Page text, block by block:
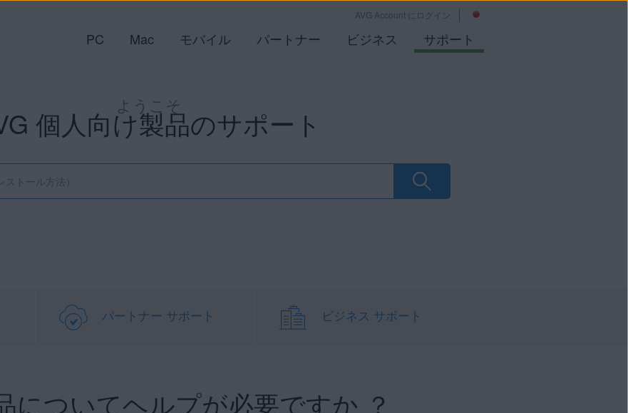
AVG Account にログイン
PC Mac モバイル パートナー ビジネス サポート
ようこそ
個人向け製品のサポート
パートナー サポート ビジネス サポート
についてヘルプが必要ですか ？